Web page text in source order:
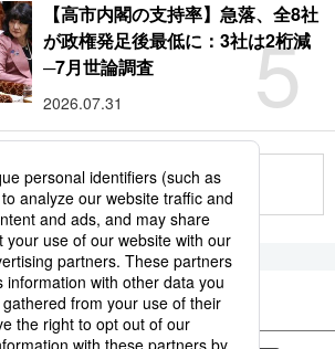
5
【高市内閣の支持率】急落、全8社
が政権発足後最低に：3社は2桁減
─7月世論調査
2026.07.31
もっと見る
ード